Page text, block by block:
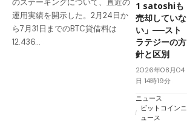
のステーキングについて、直近の
運用実績を開示した。2月24日か
ら7月31日までのBTC貸借料は
12.436…
1 satoshiも
売却していな
い」──スト
ラテジーの方
針と区別
2026年08月04
日 14時19分
ニュース
ビットコインニ
ュース